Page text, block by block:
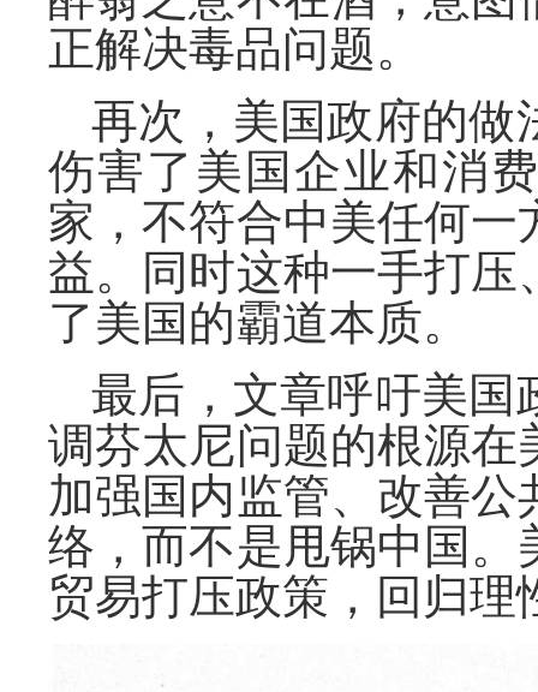
正解决毒品问题。
再次，美国政府的做
伤害了美国企业和消
家，不符合中美任何
益。同时这种一手打
了美国的霸道本质。
最后，文章呼吁美国
调芬太尼问题的根源
加强国内监管、改善
络，而不是甩锅中国
贸易打压政策，回归理